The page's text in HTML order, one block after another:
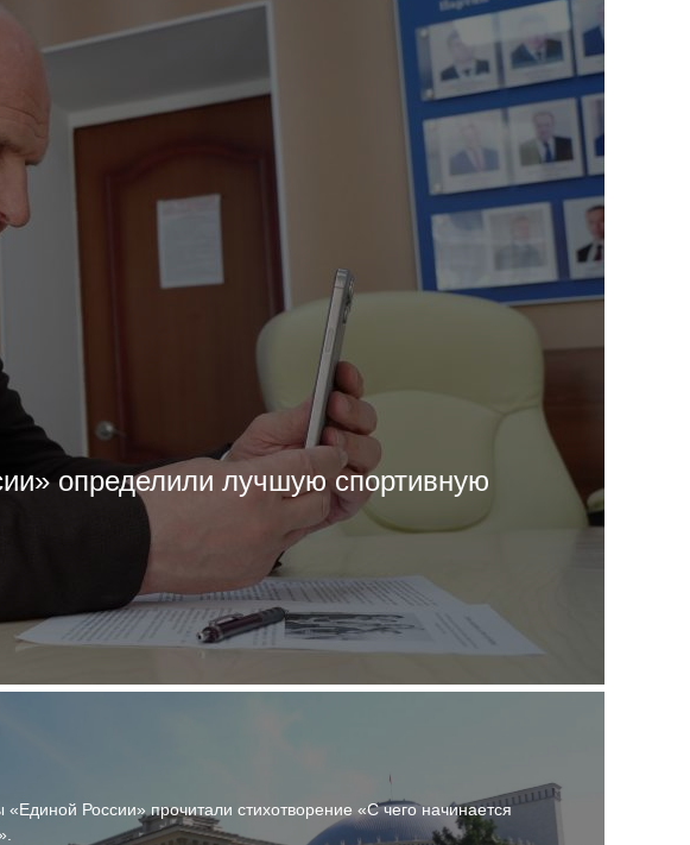
определили лучшую спортивную
«Единой России» прочитали стихотворение «С чего начинается